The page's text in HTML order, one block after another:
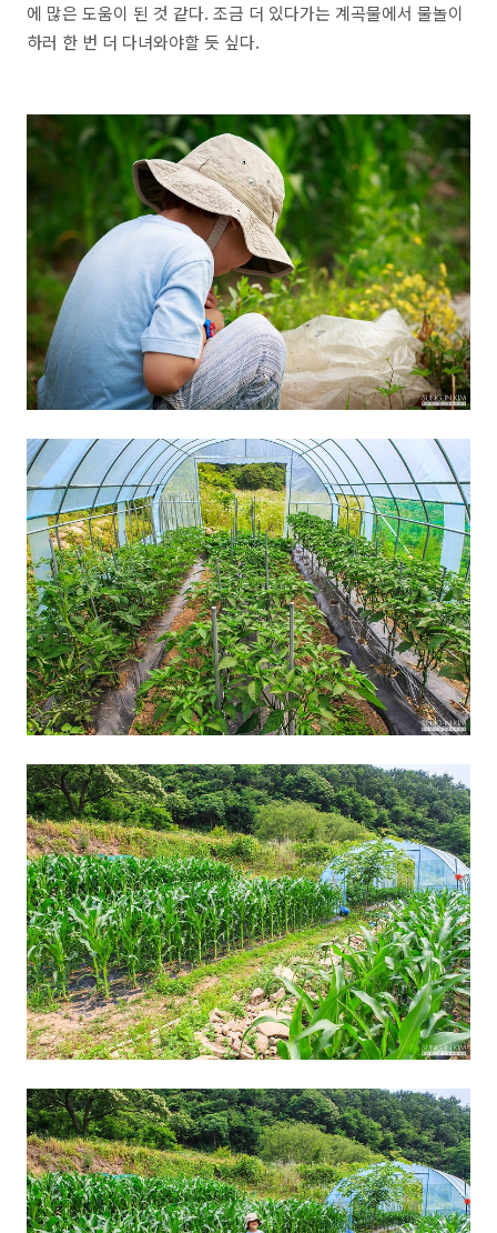
에 많은 도움이 된 것 같다. 조금 더 있다가는 계곡물에서 물놀이
하러 한 번 더 다녀와야할 듯 싶다.